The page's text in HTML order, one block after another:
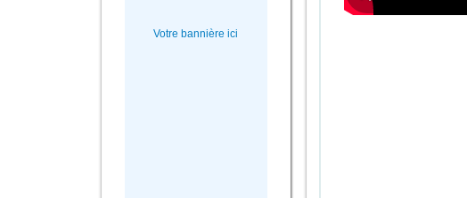
Votre bannière ici